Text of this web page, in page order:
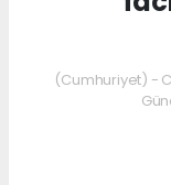
(Cumhuriyet) -